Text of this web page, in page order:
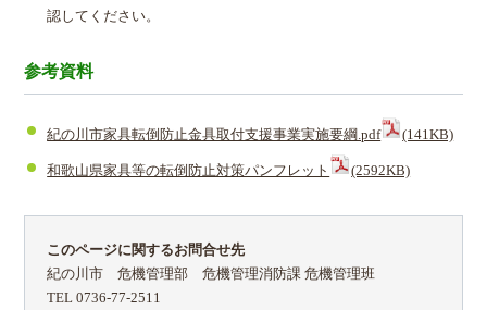
認してください。
参考資料
紀の川市家具転倒防止金具取付支援事業実施要綱.pdf (141KB)
和歌山県家具等の転倒防止対策パンフレット (2592KB)
このページに関するお問合せ先
紀の川市 危機管理部 危機管理消防課 危機管理班
TEL 0736-77-2511